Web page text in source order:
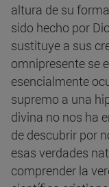
altura de su
sido hecho por
sustituye a sus
omnipresente se
esencialmente
supremo a una
divina no nos ha
de descubrir por
esas verdades
comprender la